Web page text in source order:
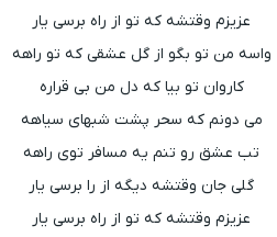
عزیزم وقتشه که تو از راه برسی یار
واسه من تو بگو از گل عشقی که تو راهه
کاروان تو بیا که دل من بی قراره
می دونم که سحر پشت شبهای سیاهه
تب عشق رو تنم یه مسافر توی راهه
گلی جان وقتشه دیگه از را برسی یار
عزیزم وقتشه که تو از راه برسی یار